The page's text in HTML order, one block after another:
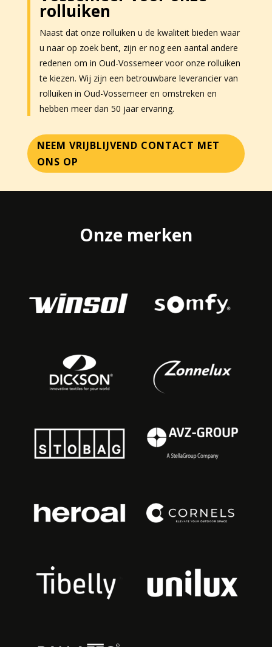
rolluiken
Naast dat onze rolluiken u de kwaliteit bieden waar
u naar op zoek bent, zijn er nog een aantal andere
redenen om in Oud-Vossemeer voor onze rolluiken
te kiezen. Wij zijn een betrouwbare leverancier van
rolluiken in Oud-Vossemeer en omstreken en
hebben meer dan 50 jaar ervaring.
NEEM VRIJBLIJVEND CONTACT MET
ONS OP
Onze merken